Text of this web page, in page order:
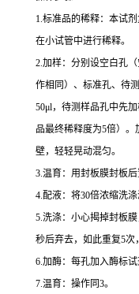
1.标准品的稀释：本试
在小试管中进行稀释。
2.加样：分别设空白孔
作相同）、标准孔、待
50μl，待测样品孔中先
品最终稀释度为5倍）。
壁，轻轻晃动混匀。
3.温育：用封板膜封板后
4.配液：将30倍浓缩洗
5.洗涤：小心揭掉封板
秒后弃去，如此重复5次
6.加酶：每孔加入酶标试
7.温育：操作同 3。